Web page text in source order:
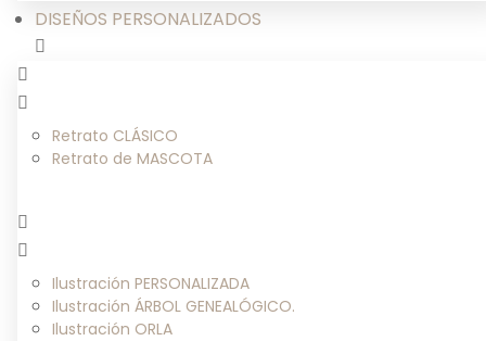
DISEÑOS PERSONALIZADOS
Retrato CLÁSICO
Retrato de MASCOTA
Ilustración PERSONALIZADA
Ilustración ÁRBOL GENEALÓGICO.
Ilustración ORLA